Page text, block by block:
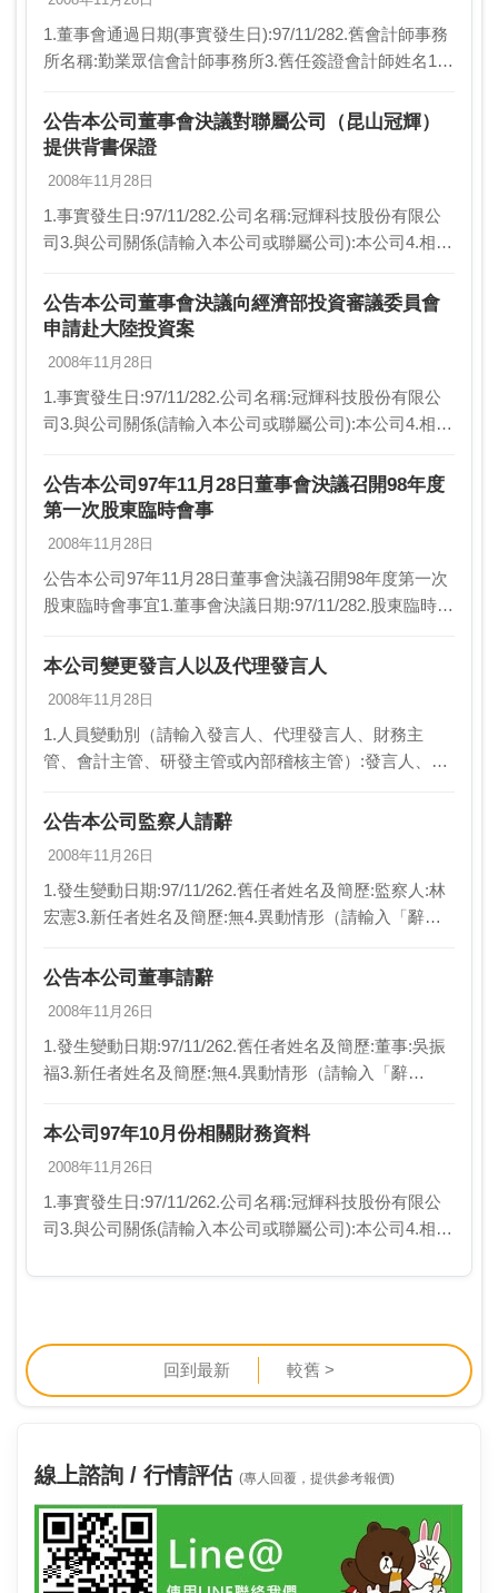
1.董事會通過日期(事實發生日):97/11/282.舊會計師事務
所名稱:勤業眾信會計師事務所3.舊任簽證會計師姓名1:
名稱:資誠會計師事務所…
公告本公司董事會決議對聯屬公司（昆山冠輝）
提供背書保證
2008年11月28日
1.事實發生日:97/11/282.公司名稱:冠輝科技股份有限公
司3.與公司關係(請輸入本公司或聯屬公司):本公司4.相互
緣由:為因應孫公司「昆…
公告本公司董事會決議向經濟部投資審議委員會
申請赴大陸投資案
2008年11月28日
1.事實發生日:97/11/282.公司名稱:冠輝科技股份有限公
司3.與公司關係(請輸入本公司或聯屬公司):本公司4.相互
緣由:一、為因應大陸孫…
公告本公司97年11月28日董事會決議召開98年度
第一次股東臨時會事
2008年11月28日
公告本公司97年11月28日董事會決議召開98年度第一次
股東臨時會事宜1.董事會決議日期:97/11/282.股東臨時會
光復路一段82號…
本公司變更發言人以及代理發言人
2008年11月28日
1.人員變動別（請輸入發言人、代理發言人、財務主
管、會計主管、研發主管或內部稽核主管）:發言人、代
簡歷:李桂蘭:副總經理、楊夙志:營業…
公告本公司監察人請辭
2008年11月26日
1.發生變動日期:97/11/262.舊任者姓名及簡歷:監察人:林
宏憲3.新任者姓名及簡歷:無4.異動情形（請輸入「辭
動原因:自動請辭6.新任監察…
公告本公司董事請辭
2008年11月26日
1.發生變動日期:97/11/262.舊任者姓名及簡歷:董事:吳振
福3.新任者姓名及簡歷:無4.異動情形（請輸入「辭
動原因:自動請辭6.新任董事選…
本公司97年10月份相關財務資料
2008年11月26日
1.事實發生日:97/11/262.公司名稱:冠輝科技股份有限公
司3.與公司關係(請輸入本公司或聯屬公司):本公司4.相互
緣由:依櫃檯買賣中心9…
回到最新 較舊 >
線上諮詢 / 行情評估 (專人回覆，提供參考報價)